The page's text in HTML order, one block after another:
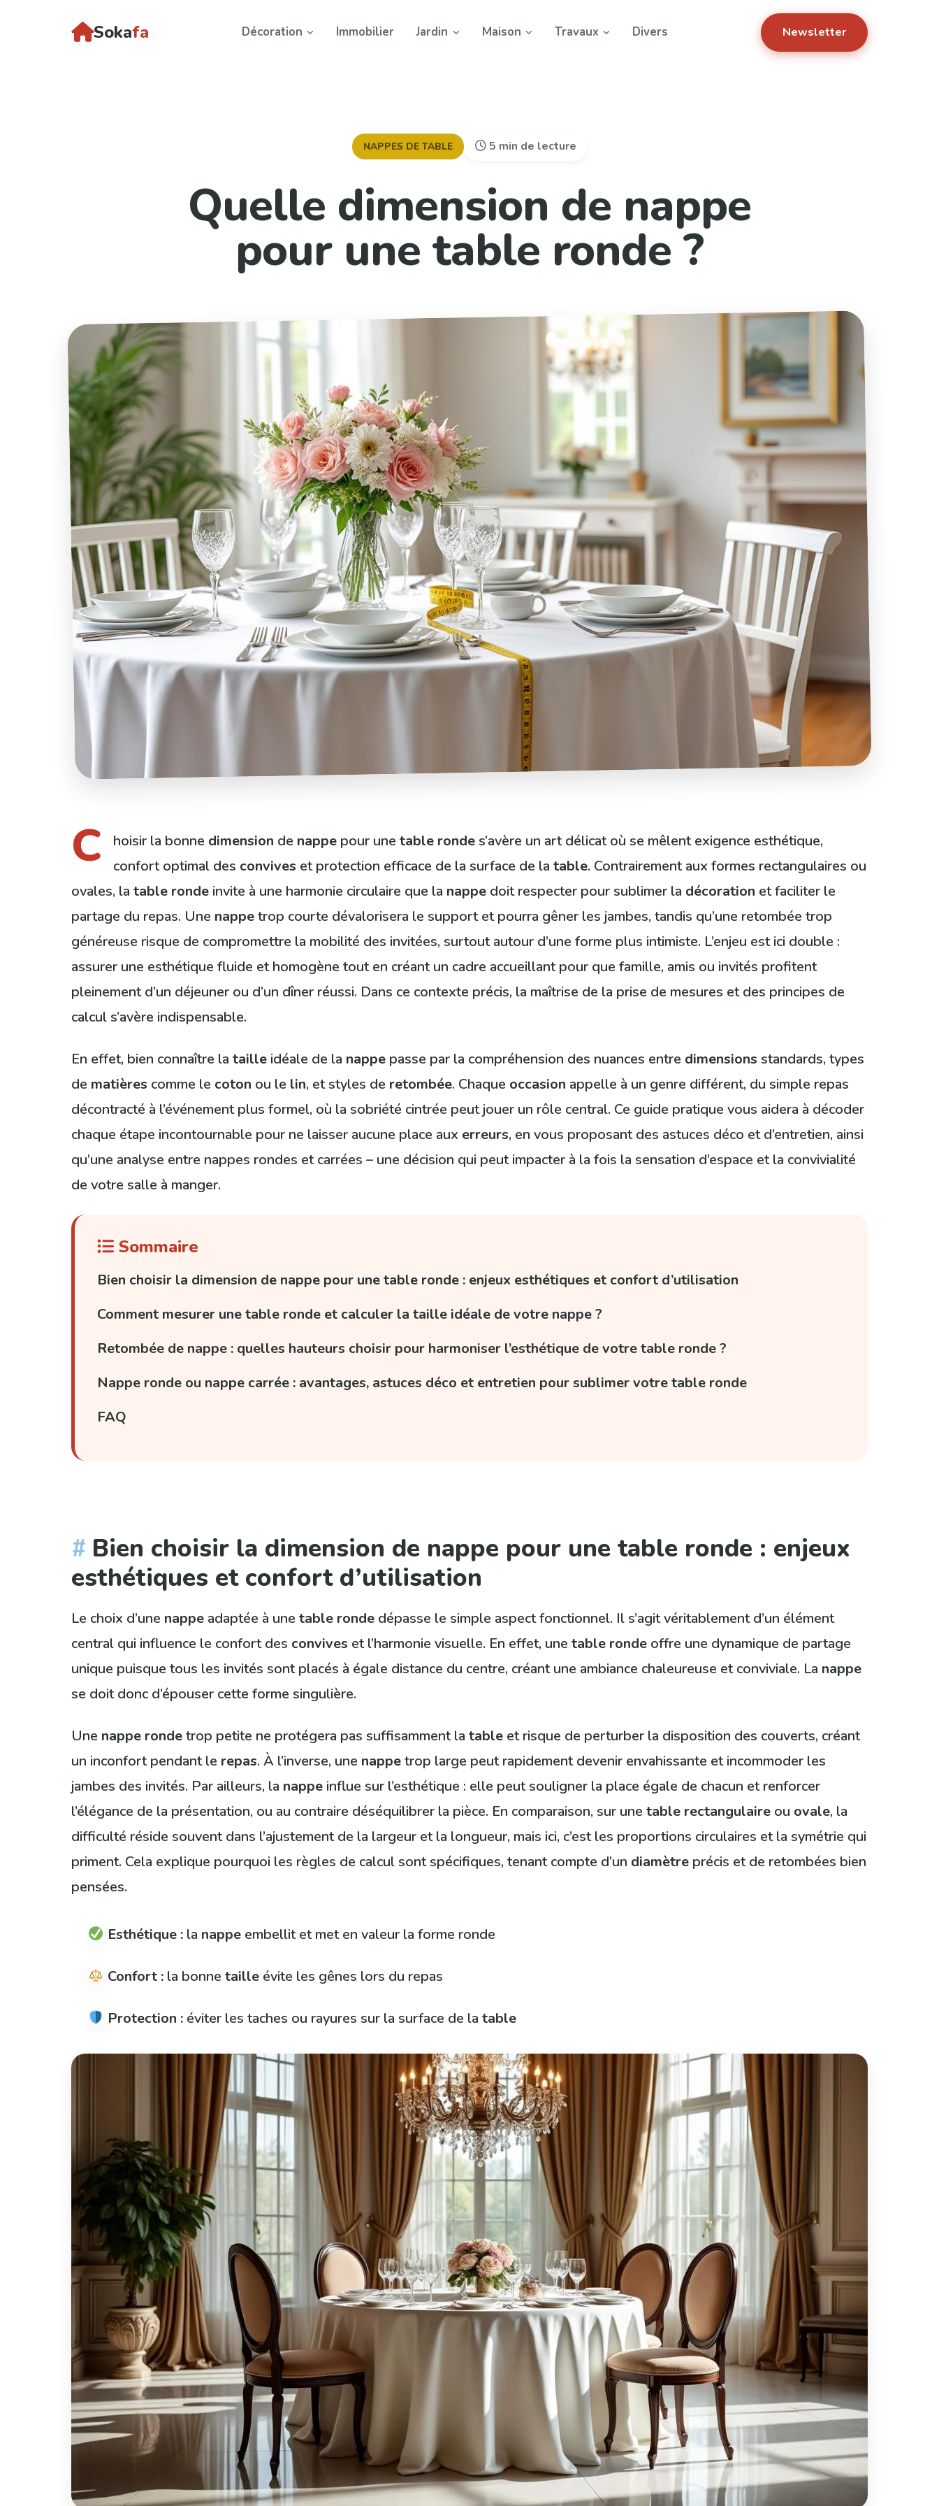
Sokafa Décoration Immobilier Jardin Maison Travaux Divers Newsletter
NAPPES DE TABLE 5 min de lecture
Quelle dimension de nappe
pour une table ronde ?
C hoisir la bonne dimension de nappe pour une table ronde s’avère un art délicat où se mêlent exigence esthétique,
confort optimal des convives et protection efficace de la surface de la table. Contrairement aux formes rectangulaires ou
ovales, la table ronde invite à une harmonie circulaire que la nappe doit respecter pour sublimer la décoration et faciliter le
partage du repas. Une nappetrop courte dévalorisera le support et pourra gêner les jambes, tandis qu’une retombée trop
généreuse risque de compromettre la mobilité des invitées, surtout autour d’une forme plus intimiste. L’enjeu est ici double :
assurer une esthétique fluide et homogène tout en créant un cadre accueillant pour que famille, amis ou invités profitent
pleinement d’un déjeuner ou d’un dîner réussi. Dans ce contexte précis, la maîtrise de la prise de mesures et des principes de
calcul s’avère indispensable.
En effet, bien connaître la taille idéale de la nappe passe par la compréhension des nuances entre dimensions standards, types
de matières comme le coton ou le lin, et styles de retombée. Chaque occasion appelle à un genre différent, du simple repas
décontracté à l’événement plus formel, où la sobriété cintrée peut jouer un rôle central. Ce guide pratique vous aidera à décoder
chaque étape incontournable pour ne laisser aucune place aux erreurs, en vous proposant des astuces déco et d’entretien, ainsi
qu’une analyse entre nappes rondes et carrées – une décision qui peut impacter à la fois la sensation d’espace et la convivialité
de votre salle à manger.
Sommaire
Bien choisir la dimension de nappe pour une table ronde : enjeux esthétiques et confort d’utilisation
Comment mesurer une table ronde et calculer la taille idéale de votre nappe ?
Retombée de nappe : quelles hauteurs choisir pour harmoniser l’esthétique de votre table ronde ?
Nappe ronde ou nappe carrée : avantages, astuces déco et entretien pour sublimer votre table ronde
FAQ
Bien choisir la dimension de nappe pour une table ronde : enjeux
esthétiques et confort d’utilisation
Le choix d’une nappe adaptée à une table ronde dépasse le simple aspect fonctionnel. Il s’agit véritablement d’un élément
central qui influence le confort des convives et l’harmonie visuelle. En effet, une table ronde offre une dynamique de partage
unique puisque tous les invités sont placés à égale distance du centre, créant une ambiance chaleureuse et conviviale. La nappe
se doit donc d’épouser cette forme singulière.
Une nappe rondetrop petite ne protégera pas suffisamment la table et risque de perturber la disposition des couverts, créant
un inconfort pendant le repas. À l’inverse, une nappetrop large peut rapidement devenir envahissante et incommoder les
jambes des invités. Par ailleurs, la nappe influe sur l’esthétique : elle peut souligner la place égale de chacun et renforcer
l’élégance de la présentation, ou au contraire déséquilibrer la pièce. En comparaison, sur une table rectangulaire ou ovale, la
difficulté réside souvent dans l’ajustement de la largeur et la longueur, mais ici, c’est les proportions circulaires et la symétrie qui
priment. Cela explique pourquoi les règles de calcul sont spécifiques, tenant compte d’un diamètre précis et de retombées bien
pensées.
Esthétique :la nappeembellit et met en valeur la forme ronde
Confort :la bonne tailleévite les gênes lors du repas
Protection :éviter les taches ou rayures sur la surface de la table